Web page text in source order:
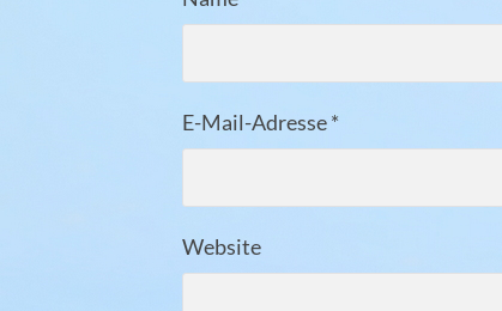
E-Mail-Adresse*
Website